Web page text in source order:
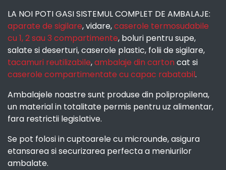
LA NOI POTI GASI SISTEMUL COMPLET DE AMBALAJE:
aparate de sigilare, vidare,caserole termosudabile
cu 1, 2 sau 3 compartimente, boluri pentru supe,
salate si deserturi, caserole plastic, folii de sigilare,
tacamuri reutilizabile,ambalaje din carton cat si
caserole compartimentate cu capac rabatabil.
Ambalajele noastre sunt produse din polipropilena,
un material in totalitate permis pentru uz alimentar,
fara restrictii legislative.
Se pot folosi in cuptoarele cu microunde, asigura
etansarea si securizarea perfecta a meniurilor
ambalate.